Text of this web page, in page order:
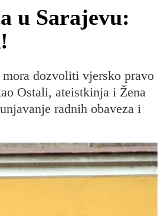
u Sarajevu:
dozvoliti vjersko pravo
Ostali, ateistkinja i Žena
radnih obaveza i